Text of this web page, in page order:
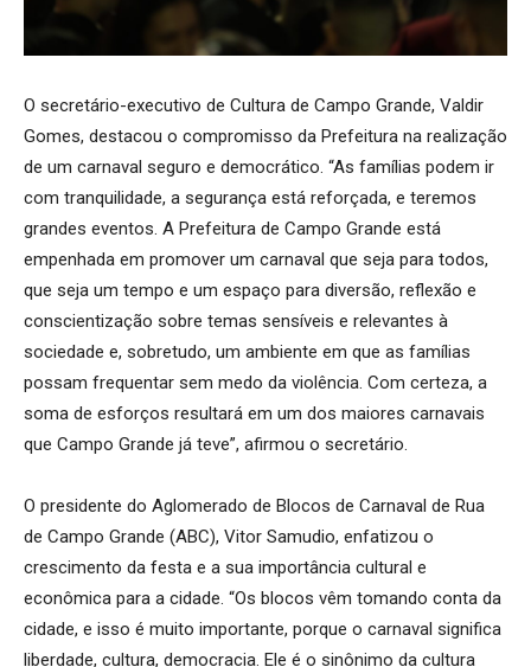
O secretário-executivo de Cultura de Campo Grande, Valdir
Gomes, destacou o compromisso da Prefeitura na realização
de um carnaval seguro e democrático. “As famílias podem ir
com tranquilidade, a segurança está reforçada, e teremos
grandes eventos. A Prefeitura de Campo Grande está
empenhada em promover um carnaval que seja para todos,
que seja um tempo e um espaço para diversão, reflexão e
conscientização sobre temas sensíveis e relevantes à
sociedade e, sobretudo, um ambiente em que as famílias
possam frequentar sem medo da violência. Com certeza, a
soma de esforços resultará em um dos maiores carnavais
que Campo Grande já teve”, afirmou o secretário.
O presidente do Aglomerado de Blocos de Carnaval de Rua
de Campo Grande (ABC), Vitor Samudio, enfatizou o
crescimento da festa e a sua importância cultural e
econômica para a cidade. “Os blocos vêm tomando conta da
cidade, e isso é muito importante, porque o carnaval significa
liberdade, cultura, democracia. Ele é o sinônimo da cultura